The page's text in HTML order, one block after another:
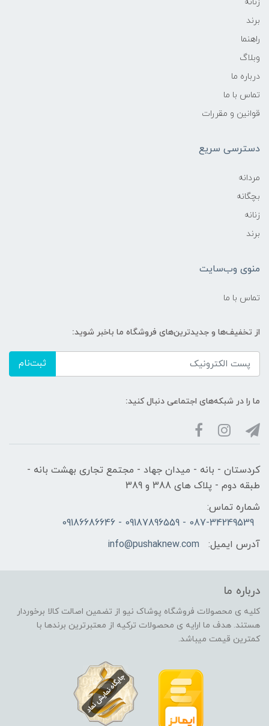
برند
راهنما
وبلاگ
درباره ما
تماس با ما
قوانین و مقررات
دسترسی سریع
مردانه
بچگانه
زنانه
برند
منوی وب‌سایت
تماس با ما
از تخفیف‌ها و جدیدترین‌های فروشگاه ما باخبر شوید:
ثبت‌نام
ما را در شبکه‌های اجتماعی دنبال کنید:
کردستان - بانه - میدان جهاد - مجتمع تجاری بهشت بانه -
طبقه دوم - پلاک های 388 و 389
شماره تماس:
087-34249539 - 09187896559 - 09186686646
آدرس ایمیل:
info@pushaknew.com
درباره ما
کلیه ی محصولات فروشگاه پوشاک نیو از تضمین اصالت کالا برخوردار
هستند. هدف ما ارایه ی محصولات ترکیه از معتبرترین برندها با
کمترین قیمت میباشد.